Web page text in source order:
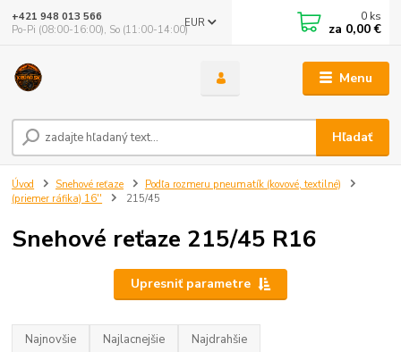
Menu
EUR
Hľadať
+421 948 013 566
Po-Pi (08:00-16:00), So (11:00-14:00)
0 ks
za 0,00 €
Úvod Snehové reťaze
Podľa rozmeru pneumatík (kovové, textilné)
(priemer ráfika) 16''
215/45
Snehové reťaze 215/45 R16
Upresniť parametre
Najnovšie Najlacnejšie Najdrahšie